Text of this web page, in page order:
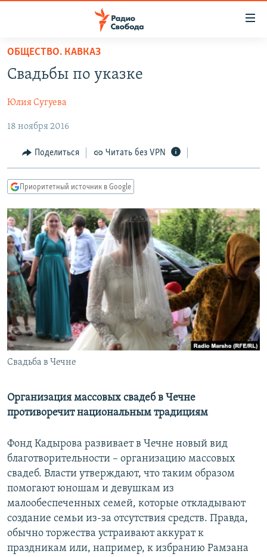
упрощенного
доступа
содержанию
Вернутся
главной
навигации
Вернутся
поиску
ПРОГРАММЫ
ПОДКАСТЫ
АВТОРСКИЕ ПРОЕКТЫ
ЦИТАТЫ СВОБОДЫ
МНЕНИЯ
КУЛЬТУРА
IDEL.РЕАЛИИ
КАВКАЗ.РЕАЛИИ
СЕВЕР.РЕАЛИИ
СИБИРЬ.РЕАЛИИ
РАСПИСАНИЕ ВЕЩАНИЯ
ПОДПИШИТЕСЬ НА РАССЫЛКУ
СОЦИАЛЬНЫЕ СЕТИ
Все сайты РСЕ/РС
ОБЩЕСТВО. КАВКАЗ
Свадьбы по указке
Юлия Сугуева
18 ноября 2016
Поделиться Читать без VPN
Приоритетный источник в Google
Свадьба в Чечне
Организация массовых свадеб в Чечне
противоречит национальным традициям
Фонд Кадырова развивает в Чечне новый вид
благотворительности – организацию массовых
свадеб. Власти утверждают, что таким образом
помогают юношам и девушкам из
малообеспеченных семей, которые откладывают
создание семьи из-за отсутствия средств. Правда,
обычно торжества устраивают аккурат к
праздникам или, например, к избранию Рамзана